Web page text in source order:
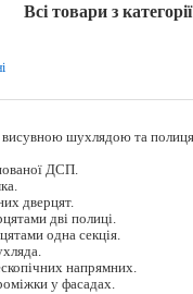
Всі товари з категорії
висувною шухлядою та
ДСП.
дверцят.
дві полиці.
одна секція.
напрямних.
у фасадах.